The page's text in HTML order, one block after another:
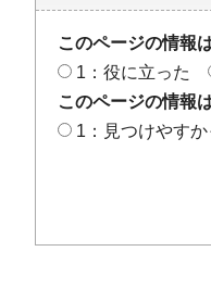
このページの情報
1：役に立った
このページの情報
1：見つけやすか